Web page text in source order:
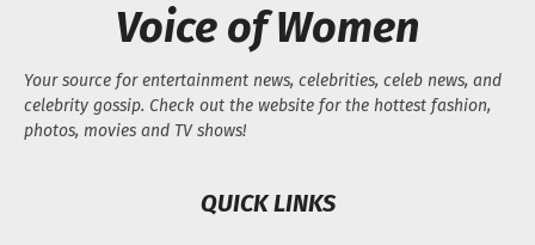
Voice of Women
Your source for entertainment news, celebrities, celeb news, and
celebrity gossip. Check out the website for the hottest fashion,
photos, movies and TV shows!
QUICK LINKS